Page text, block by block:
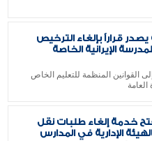
يصدر قراراً بإلغاء الترخيص
الإيرانية الخاصة
القوانين المنظمة للتعليم الخاص
العامة
خدمة إلغاء طلبات نقل
الإدارية في المدارس